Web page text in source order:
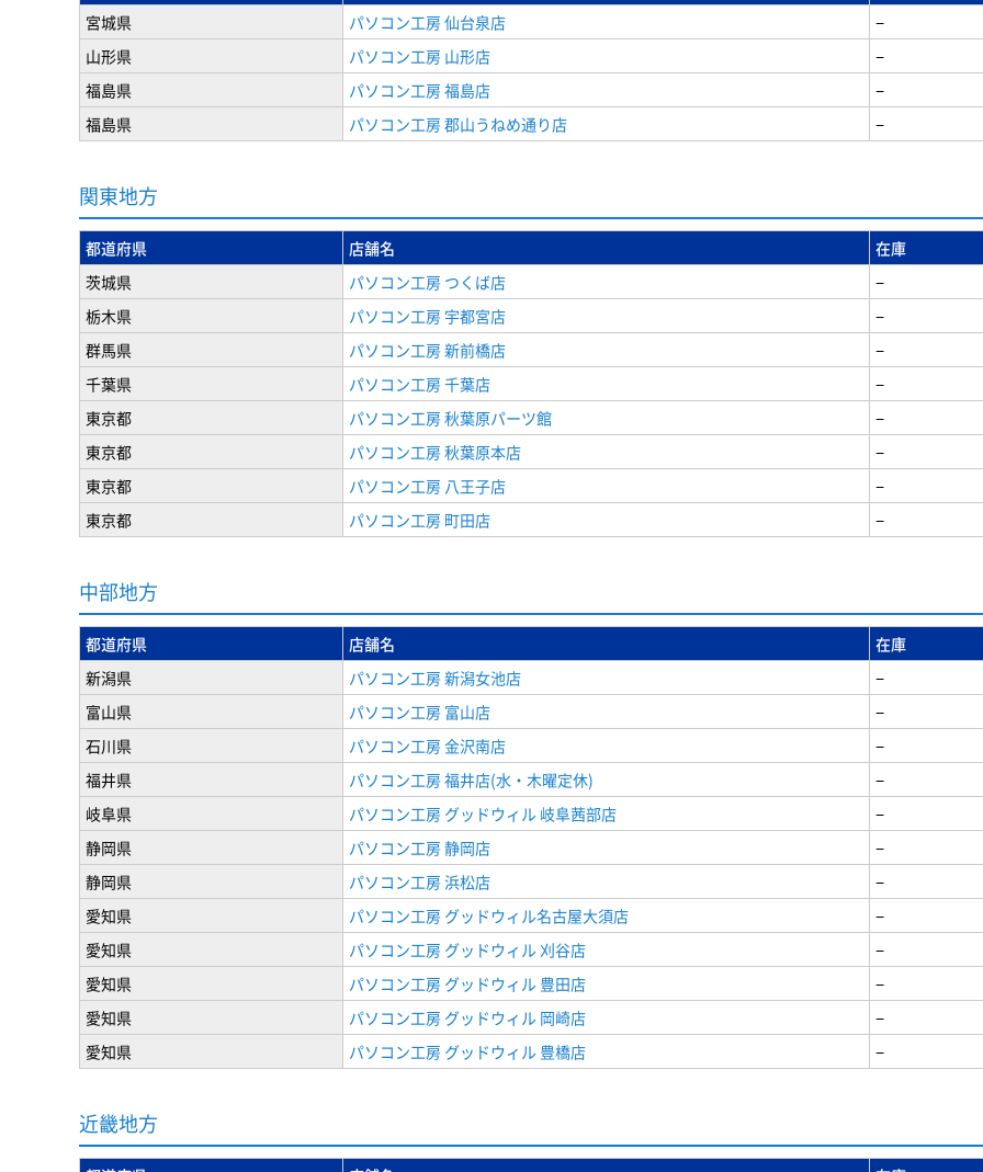
宮城県
パソコン工房 仙台泉店
−
山形県
パソコン工房 山形店
−
福島県
パソコン工房 福島店
−
福島県
パソコン工房 郡山うねめ通り店 −
関東地方
都道府県 店舗名
在庫
茨城県
パソコン工房 つくば店
−
栃木県
パソコン工房 宇都宮店
−
群馬県
パソコン工房 新前橋店
−
千葉県
パソコン工房 千葉店
−
東京都
パソコン工房 秋葉原パーツ館
−
東京都
パソコン工房 秋葉原本店
−
東京都
パソコン工房 八王子店
−
東京都
パソコン工房 町田店 −
中部地方
都道府県 店舗名
在庫
新潟県
パソコン工房 新潟女池店
−
富山県
パソコン工房 富山店
−
石川県
パソコン工房 金沢南店
−
福井県
パソコン工房 福井店(水・木曜定休)
−
岐阜県
パソコン工房 グッドウィル 岐阜茜部店
−
静岡県
パソコン工房 静岡店
−
静岡県
パソコン工房 浜松店
−
愛知県
パソコン工房 グッドウィル名古屋大須店
−
愛知県
パソコン工房 グッドウィル 刈谷店
−
愛知県
パソコン工房 グッドウィル 豊田店
−
愛知県
パソコン工房 グッドウィル 岡崎店
−
愛知県
パソコン工房 グッドウィル 豊橋店 −
近畿地方